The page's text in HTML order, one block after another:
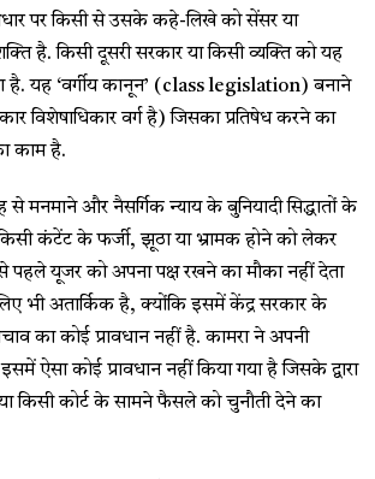
पर किसी से उसके कहे-लिखे को सेंसर या
है. किसी दूसरी सरकार या किसी व्यक्ति को यह
है. यह ‘वर्गीय कानून’ (class legislation) बनाने
विशेषाधिकार वर्ग है) जिसका प्रतिषेध करने का
काम है.
से मनमाने और नैसर्गिक न्याय के बुनियादी सिद्धातों के
कंटेंट के फर्जी, झूठा या भ्रामक होने को लेकर
यूजर को अपना पक्ष रखने का मौका नहीं देता
भी अतार्किक है, क्योंकि इसमें केंद्र सरकार के
का कोई प्रावधान नहीं है. कामरा ने अपनी
ऐसा कोई प्रावधान नहीं किया गया है जिसके द्वारा
किसी कोर्ट के सामने फैसले को चुनौती देने का